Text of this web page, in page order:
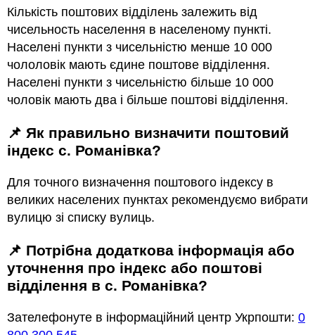
Кількість поштових відділень залежить від
чисельность населення в населеному пункті.
Населені пункти з чисельністю менше 10 000
чололовік мають єдине поштове відділення.
Населені пункти з чисельністю більше 10 000
чоловік мають два і більше поштові відділення.
📌 Як правильно визначити поштовий
індекс с. Романівка?
Для точного визначення поштового індексу в
великих населених пунктах рекомендуємо вибрати
вулицю зі списку вулиць.
📌 Потрібна додаткова інформація або
уточнення про індекс або поштові
відділення в с. Романівка?
Зателефонуте в інформаційний центр Укрпошти: 0